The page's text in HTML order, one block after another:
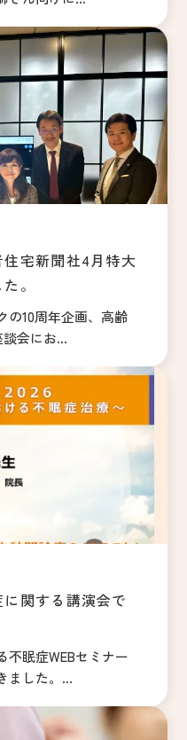
宅新聞社4月特大
。
の10周年企画、高齢
会にお...
関する講演会で
不眠症WEBセミナー
ました。...